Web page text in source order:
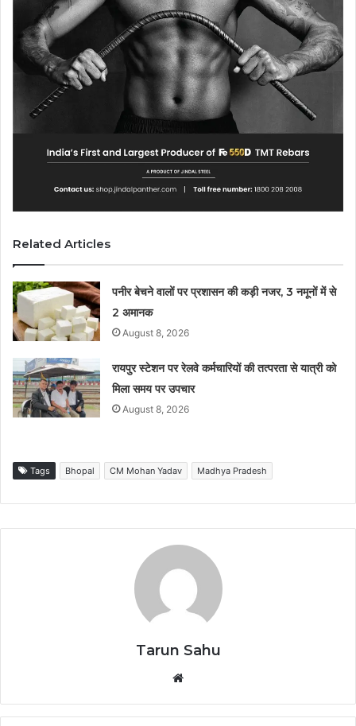
Related Articles
पनीर बेचने वालों पर प्रशासन की कड़ी नजर, 3 नमूनों में से
2 अमानक
August 8, 2026
रायपुर स्टेशन पर रेलवे कर्मचारियों की तत्परता से यात्री को
मिला समय पर उपचार
August 8, 2026
Tags Bhopal CM Mohan Yadav Madhya Pradesh
Tarun Sahu